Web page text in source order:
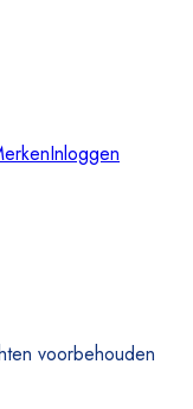
Inloggen
voorbehouden